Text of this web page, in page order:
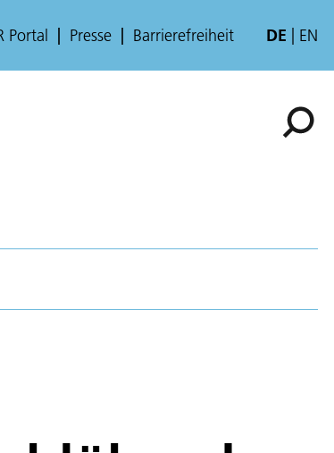
Portal Presse Barrierefreiheit DE EN